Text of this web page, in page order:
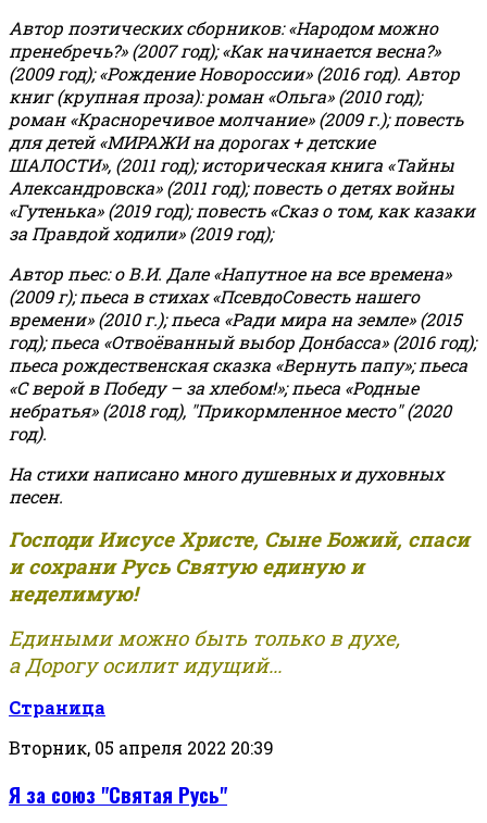
Автор поэтических сборников: «Народом можно
пренебречь?» (2007 год); «Как начинается весна?»
(2009 год); «Рождение Новороссии» (2016 год). Автор
книг (крупная проза): роман «Ольга» (2010 год);
роман «Красноречивое молчание» (2009 г.); повесть
для детей «МИРАЖИ на дорогах + детские
ШАЛОСТИ», (2011 год); историческая книга «Тайны
Александровска» (2011 год); повесть о детях войны
«Гутенька» (2019 год); повесть «Сказ о том, как казаки
за Правдой ходили» (2019 год);
Автор пьес: о В.И. Дале «Напутное на все времена»
(2009 г); пьеса в стихах «ПсевдоСовесть нашего
времени» (2010 г.); пьеса «Ради мира на земле» (2015
год); пьеса «Отвоёванный выбор Донбасса» (2016 год);
пьеса рождественская сказка «Вернуть папу»; пьеса
«С верой в Победу – за хлебом!»;пьеса «Родные
небратья» (2018 год), "Прикормленное место" (2020
год).
На стихи написано много душевных и духовных
песен.
Господи Иисусе Христе, Сыне Божий, спаси
и сохрани Русь Святую единую и
неделимую!
Едиными можно быть только в духе,
а Дорогу осилит идущий...
Страница
Вторник, 05 апреля 2022 20:39
Я за союз "Святая Русь"